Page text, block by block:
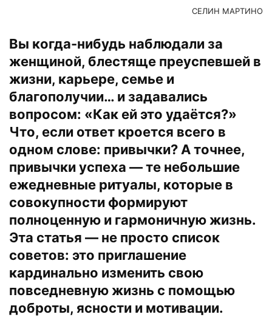
СЕЛИН МАРТИНО
Вы когда-нибудь наблюдали за
женщиной, блестяще преуспевшей в
жизни, карьере, семье и
благополучии… и задавались
вопросом: «Как ей это удаётся?»
Что, если ответ кроется всего в
одном слове: привычки? А точнее,
привычки успеха — те небольшие
ежедневные ритуалы, которые в
совокупности формируют
полноценную и гармоничную жизнь.
Эта статья — не просто список
советов: это приглашение
кардинально изменить свою
повседневную жизнь с помощью
доброты, ясности и мотивации.